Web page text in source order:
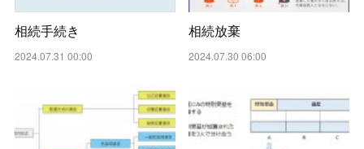
相続手続き
2024.07.31 00:00
相続放棄
2024.07.30 06:00